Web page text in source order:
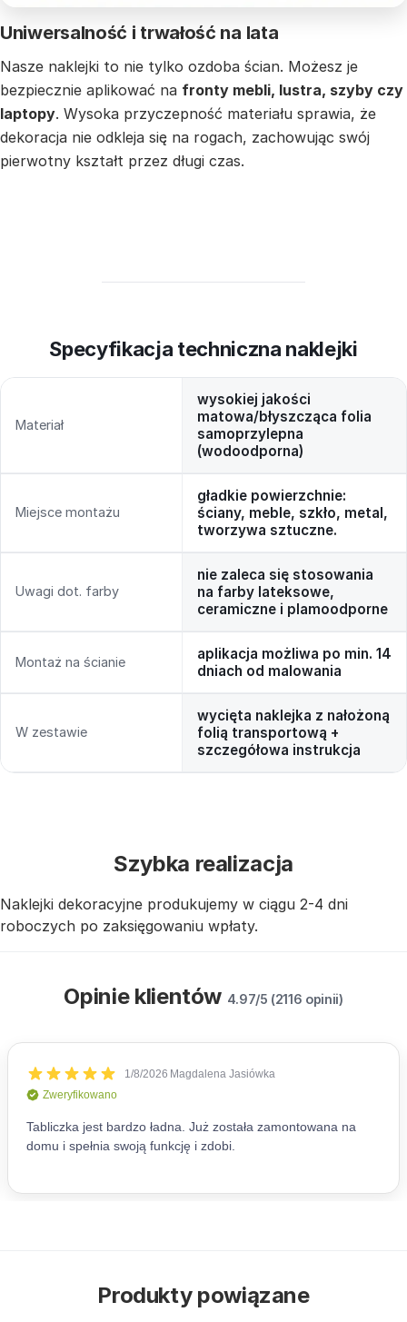
Uniwersalność i trwałość na lata
Nasze naklejki to nie tylko ozdoba ścian. Możesz je
bezpiecznie aplikować na fronty mebli, lustra, szyby czy
laptopy. Wysoka przyczepność materiału sprawia, że
dekoracja nie odkleja się na rogach, zachowując swój
pierwotny kształt przez długi czas.
Specyfikacja techniczna naklejki
Materiał
wysokiej jakości
matowa/błyszcząca folia
samoprzylepna
(wodoodporna)
Miejsce montażu
gładkie powierzchnie:
ściany, meble, szkło, metal,
tworzywa sztuczne.
Uwagi dot. farby
nie zaleca się stosowania
na farby lateksowe,
ceramiczne i plamoodporne
Montaż na ścianie
aplikacja możliwa po min. 14
dniach od malowania
W zestawie
wycięta naklejka z nałożoną
folią transportową +
szczegółowa instrukcja
Szybka realizacja
Naklejki dekoracyjne produkujemy w ciągu 2-4 dni
roboczych po zaksięgowaniu wpłaty.
Opinie klientów 4.97/5 (2116 opinii)
Produkty powiązane